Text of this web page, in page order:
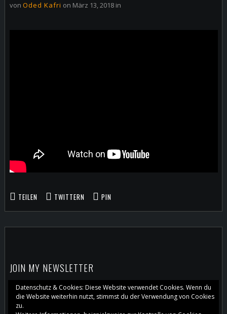
von Oded Kafri on März 13, 2018 in
TEILEN TWITTERN PIN
JOIN MY NEWSLETTER
Datenschutz & Cookies: Diese Website verwendet Cookies. Wenn du
die Website weiterhin nutzt, stimmst du der Verwendung von Cookies
zu.